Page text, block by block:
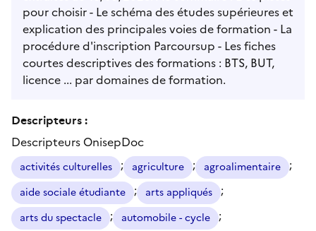
pour choisir - Le schéma des études supérieures et
explication des principales voies de formation - La
procédure d'inscription Parcoursup - Les fiches
courtes descriptives des formations : BTS, BUT,
licence ... par domaines de formation.
Descripteurs :
Descripteurs OnisepDoc
activités culturelles ; agriculture ; agroalimentaire ;
aide sociale étudiante ; arts appliqués ;
arts du spectacle ; automobile - cycle ;